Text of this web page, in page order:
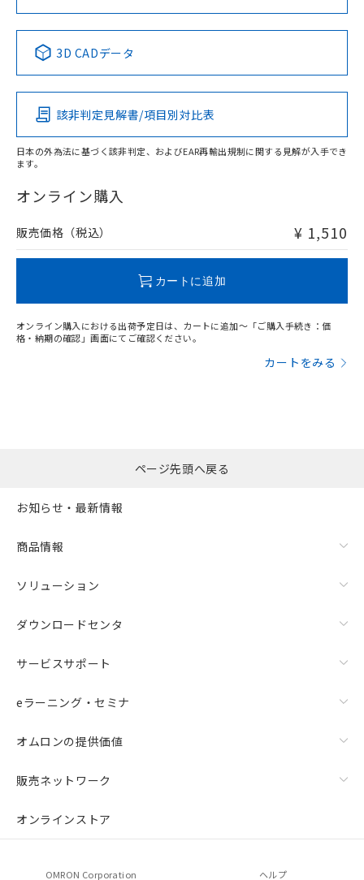
Pb Hg Cd Cr(VI)
O
在庫等で未対応品が混在する可能性があります。
問い合わせください。
3D CADデータ
該非判定見解書/項目別対比表
日本の外為法に基づく該非判定、およびEAR再輸出規制に関する見解が入手でき
ます。
オンライン購入
販売価格（税込） ¥ 1,510
カートに追加
オンライン購入における出荷予定日は、カートに追加～「ご購入手続き：価
格・納期の確認」画面にてご確認ください。
カートをみる
ページ先頭へ戻る
お知らせ・最新情報
商品情報
ソリューション
ダウンロードセンタ
サービスサポート
eラーニング・セミナ
オムロンの提供価値
販売ネットワーク
オンラインストア
OMRON Corporation ヘルプ